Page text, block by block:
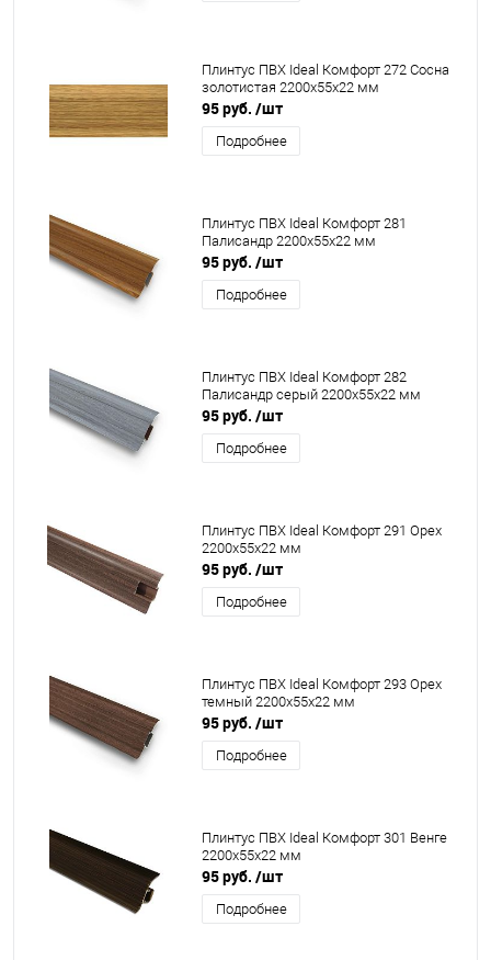
Плинтус ПВХ Ideal Комфорт 272 Сосна
золотистая 2200x55x22 мм
95 руб. /шт
Подробнее
Плинтус ПВХ Ideal Комфорт 281
Палисандр 2200x55x22 мм
95 руб. /шт
Подробнее
Плинтус ПВХ Ideal Комфорт 282
Палисандр серый 2200x55x22 мм
95 руб. /шт
Подробнее
Плинтус ПВХ Ideal Комфорт 291 Орех
2200x55x22 мм
95 руб. /шт
Подробнее
Плинтус ПВХ Ideal Комфорт 293 Орех
темный 2200x55x22 мм
95 руб. /шт
Подробнее
Плинтус ПВХ Ideal Комфорт 301 Венге
2200x55x22 мм
95 руб. /шт
Подробнее